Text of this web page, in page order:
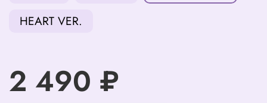
HEART VER.
2 490 ₽